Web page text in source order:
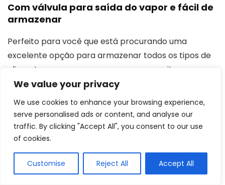
We value your privacy
We use cookies to enhance your browsing experience,
serve personalised ads or content, and analyse our
traffic. By clicking "Accept All", you consent to our use
of cookies.
Customise Reject All Accept All
Com válvula para saída do vapor e fácil de
armazenar
Perfeito para você que está procurando uma
excelente opção para armazenar todos os tipos de
alimentos ou para preparar a sua marmita com
muito mais facilidade, deixando a sua rotina mais
prática e rápida, o Kit Potes de Vidro Hermético da
Electrolux conta com 4 unidades de diferentes
tamanhos produzidas com vidro de alta
resistência
Fabricado com um
formato inteligente, você